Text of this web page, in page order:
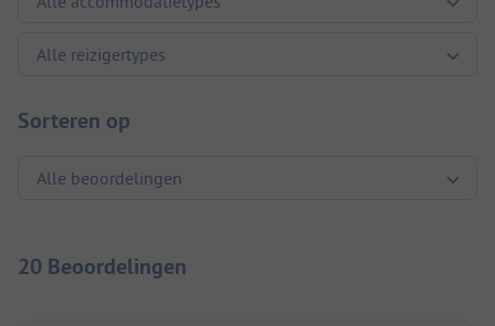
Sorteren op
20 Beoordelingen